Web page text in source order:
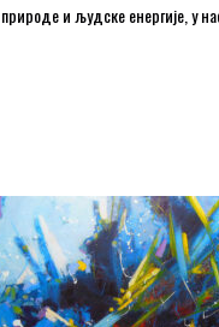
и људске енергије,